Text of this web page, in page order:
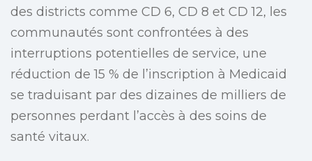
des districts comme CD 6, CD 8 et CD 12, les
communautés sont confrontées à des
interruptions potentielles de service, une
réduction de 15 % de l’inscription à Medicaid
se traduisant par des dizaines de milliers de
personnes perdant l’accès à des soins de
santé vitaux.